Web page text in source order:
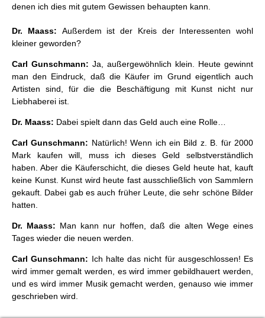
denen ich dies mit gutem Gewissen behaupten kann.
Dr. Maass: Außerdem ist der Kreis der Interessenten wohl
kleiner geworden?
Carl Gunschmann: Ja, außergewöhnlich klein. Heute gewinnt
man den Eindruck, daß die Käufer im Grund eigentlich auch
Artisten sind, für die die Beschäftigung mit Kunst nicht nur
Liebhaberei ist.
Dr. Maass: Dabei spielt dann das Geld auch eine Rolle…
Carl Gunschmann: Natürlich! Wenn ich ein Bild z. B. für 2000
Mark kaufen will, muss ich dieses Geld selbstverständlich
haben. Aber die Käuferschicht, die dieses Geld heute hat, kauft
keine Kunst. Kunst wird heute fast ausschließlich von Sammlern
gekauft. Dabei gab es auch früher Leute, die sehr schöne Bilder
hatten.
Dr. Maass: Man kann nur hoffen, daß die alten Wege eines
Tages wieder die neuen werden.
Carl Gunschmann: Ich halte das nicht für ausgeschlossen! Es
wird immer gemalt werden, es wird immer gebildhauert werden,
und es wird immer Musik gemacht werden, genauso wie immer
geschrieben wird.